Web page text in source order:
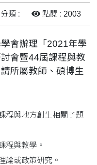
分類 : 點閱 : 2003
會辦理「2021年學
會暨44屆課程與教
所屬教師、碩博生
程與地方創生相關子題
程與教學。
論或政策研究。